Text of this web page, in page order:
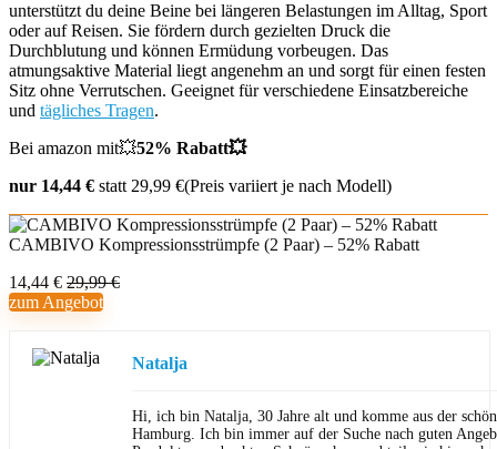
unterstützt du deine Beine bei längeren Belastungen im Alltag, Sport
oder auf Reisen. Sie fördern durch gezielten Druck die
Durchblutung und können Ermüdung vorbeugen. Das
atmungsaktive Material liegt angenehm an und sorgt für einen festen
Sitz ohne Verrutschen. Geeignet für verschiedene Einsatzbereiche
und tägliches Tragen.
Bei amazon mit💥52% Rabatt💥
nur 14,44 € statt 29,99 €(Preis variiert je nach Modell)
CAMBIVO Kompressionsstrümpfe (2 Paar) – 52% Rabatt
14,44 € 29,99 €
zum Angebot
Natalja
Hi, ich bin Natalja, 30 Jahre alt und komme aus der
Hamburg. Ich bin immer auf der Suche nach guten